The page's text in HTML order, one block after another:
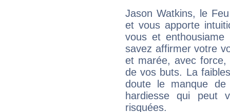
Jason Watkins, le
et vous apporte
vous et
savez affirmer votre
et marée, avec
de vos buts. La
doute le manque
hardiesse qui peut
risquées.